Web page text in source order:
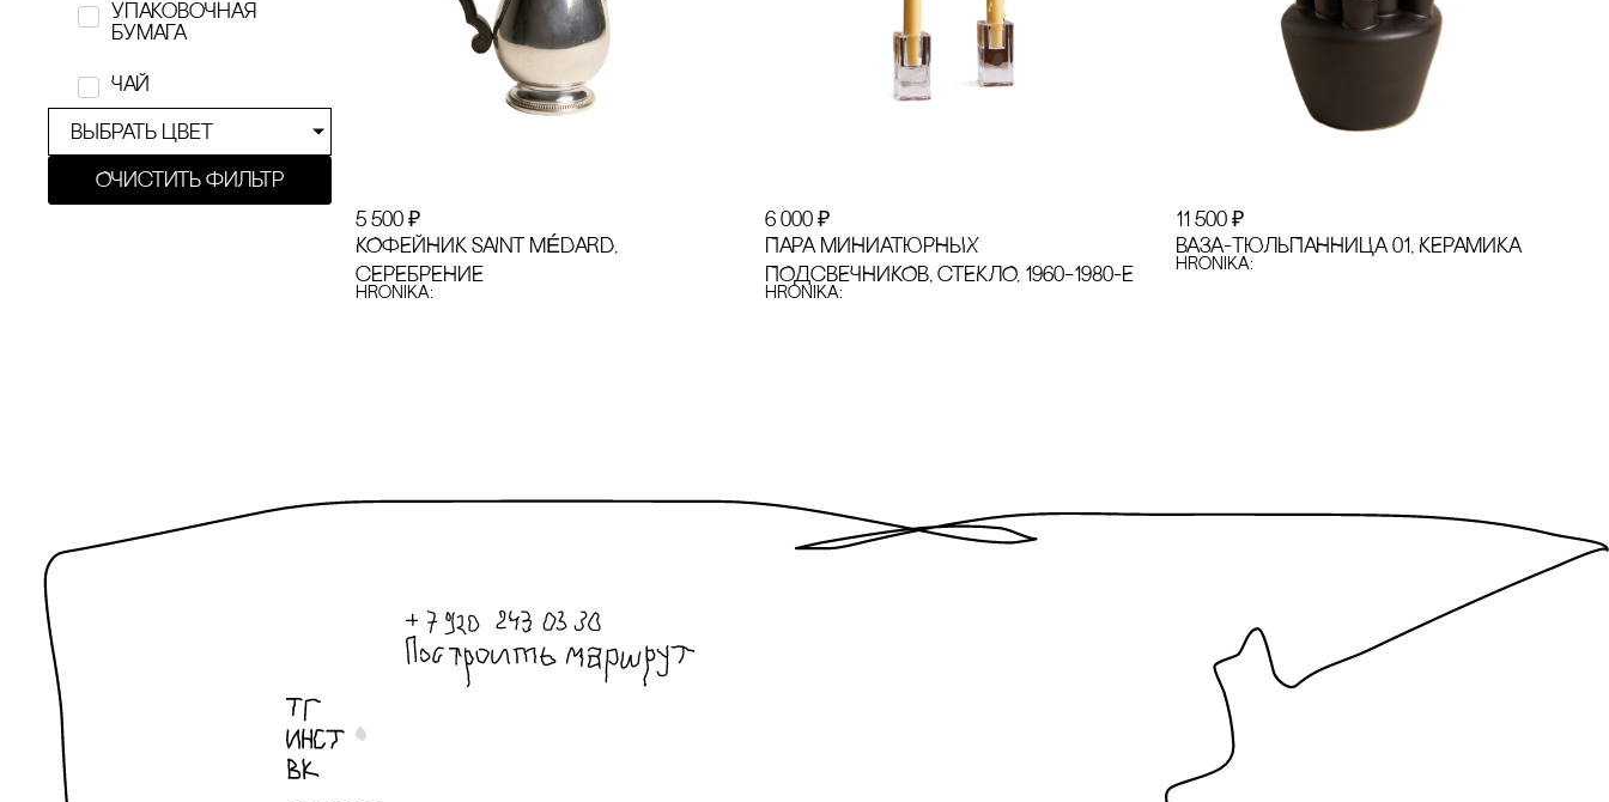
Lamp.e.e
Marvis
Masters
MUSE
PATISSONcHA Х
pole concept store
Упаковочная
бумага
Чай
выбрать цвет
Очистить фильтр
5 500 ₽
КОФЕЙНИК SAINT MÉDARD,
сЕРЕБРЕНИЕ
hronika:
6 000₽
ПАРА МИНИАТЮРНЫХ
ПОДсВЕЧНИКОВ, сТЕКЛО, 1960–1980-Е
hronika:
11 500 ₽
ВАЗА-ТЮЛЬПАННИЦА 01, КЕРАМИКА
hronika: